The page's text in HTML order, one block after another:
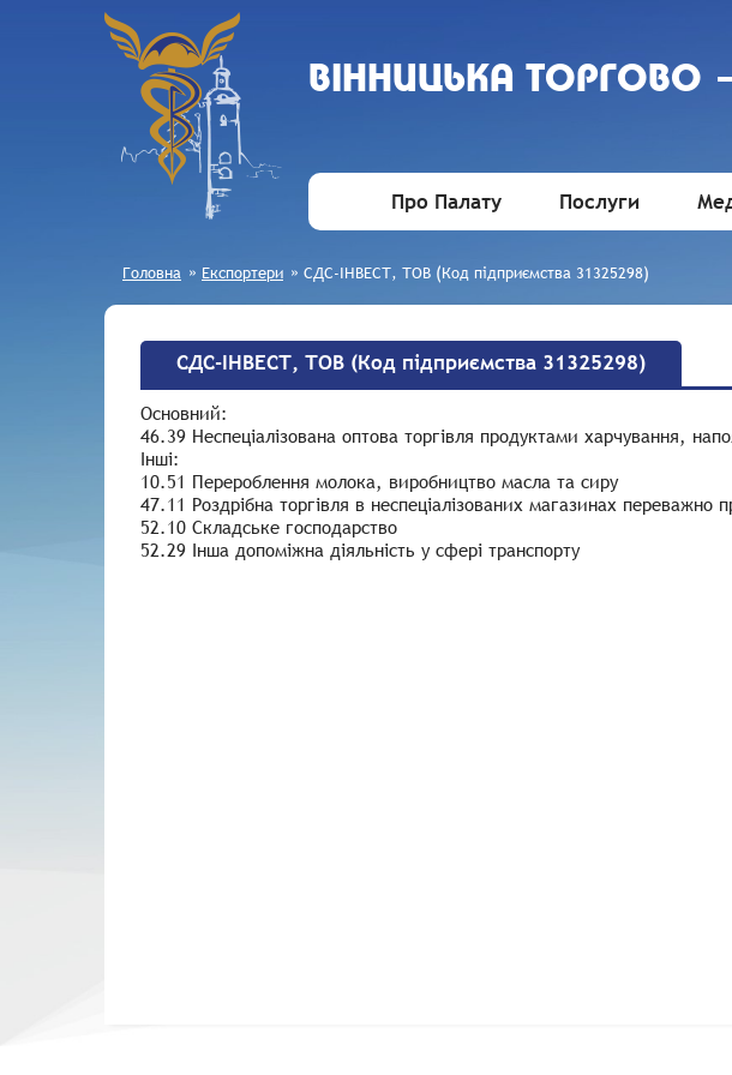
ВIННИЦЬКА
Про Палату Послуги
Головна » Експортери » СДС-ІНВЕСТ, ТОВ (Код підприємства 31325298)
СДС-ІНВЕСТ, ТОВ (Код підприємства 31325298)
Основний:
46.39 Неспеціалізована оптова торгівля продуктами харчування,
Інші:
10.51 Перероблення молока, виробництво масла та сиру
47.11 Роздрібна торгівля в неспеціалізованих магазинах
52.10 Складське господарство
52.29 Інша допоміжна діяльність у сфері транспорту